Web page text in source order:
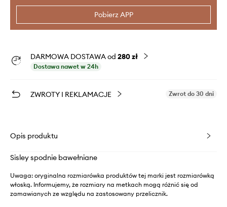
Pobierz APP
DARMOWA DOSTAWA od 280 zł
Dostawa nawet w 24h
ZWROTY I REKLAMACJE Zwrot do 30 dni
Opis produktu
Sisley spodnie bawełniane
Uwaga: oryginalna rozmiarówka produktów tej marki jest rozmiarówką
włoską. Informujemy, że rozmiary na metkach mogą różnić się od
zamawianych ze względu na zastosowany przelicznik.